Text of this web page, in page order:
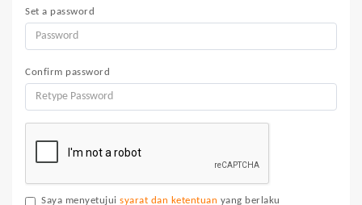
Set a password
Confirm password
Saya menyetujui syarat dan ketentuan yang berlaku